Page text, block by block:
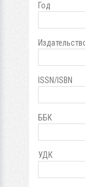
Год
ISSN/ISBN
ББК
УДК